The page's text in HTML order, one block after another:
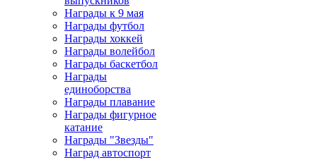
Награды к 9 мая
Награды футбол
Награды хоккей
Награды волейбол
Награды баскетбол
Награды
единоборства
Награды плавание
Награды фигурное
катание
Награды "Звезды"
Наград автоспорт